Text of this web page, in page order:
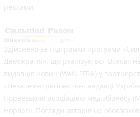
реклами.
Здійснено за підтримки програми
Демократія», що реалізується
видавців новин (WAN-IFRA) у
«Незалежні регіональні видавці
Норвезькою асоціацією медіабізнесу
Норвегії. Погляди авторів не